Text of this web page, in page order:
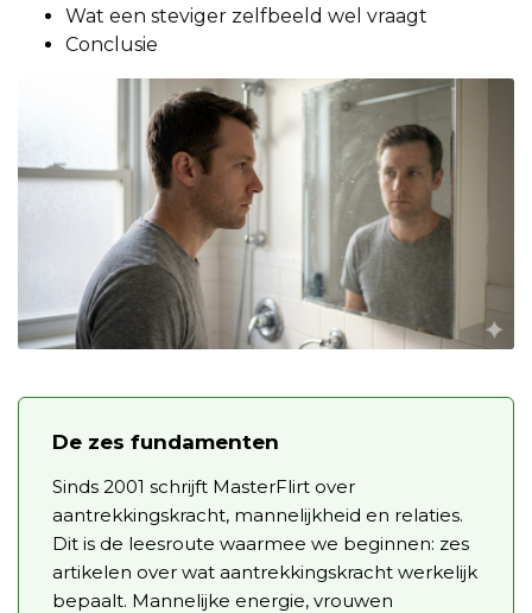
Wat een steviger zelfbeeld wel vraagt
Conclusie
De zes fundamenten
Sinds 2001 schrijft MasterFlirt over
aantrekkingskracht, mannelijkheid en relaties.
Dit is de leesroute waarmee we beginnen: zes
artikelen over wat aantrekkingskracht werkelijk
bepaalt. Mannelijke energie, vrouwen